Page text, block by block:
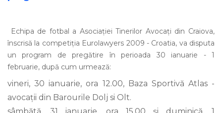
Echipa de fotbal a Asociaţiei Tinerilor Avocaţi din Craiova,
înscrisă la competiţia Eurolawyers 2009 - Croatia, va disputa
un program de pregătire în perioada 30 ianuarie - 1
februarie, după cum urmează:
vineri, 30 ianuarie, ora 12.00, Baza Sportivă Atlas -
avocaţii din Barourile Dolj si Olt.